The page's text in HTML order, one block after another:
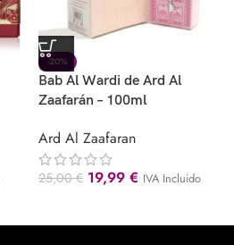
-20%
Bab Al Wardi de Ard Al
Zaafarán – 100ml
Ard Al Zaafaran
25,00€ 19,99 € IVA Incluido